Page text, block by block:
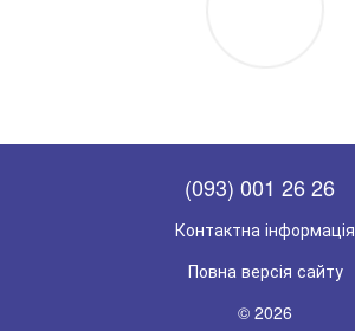
(093) 001 26 26
Контактна інформація
Повна версія сайту
© 2026